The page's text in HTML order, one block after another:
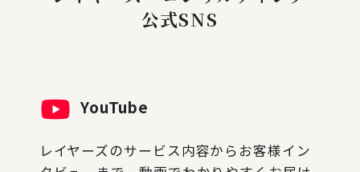
公式SNS
YouTube
レイヤーズのサービス内容からお客様イン